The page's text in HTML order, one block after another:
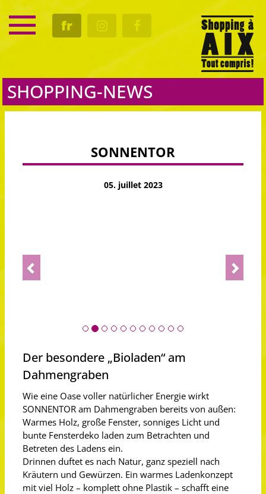
fr
SERVICE
RENDEZ-VOUS
SHOPPING-NEWS
SONNENTOR
05. juillet 2023
Previous Next
Der besondere „Bioladen“ am
Dahmengraben
Wie eine Oase voller natürlicher Energie wirkt
SONNENTOR am Dahmengraben bereits von außen:
Warmes Holz, große Fenster, sonniges Licht und
bunte Fensterdeko laden zum Betrachten und
Betreten des Ladens ein.
Drinnen duftet es nach Natur, ganz speziell nach
Kräutern und Gewürzen. Ein warmes Ladenkonzept
mit viel Holz – komplett ohne Plastik – schafft eine